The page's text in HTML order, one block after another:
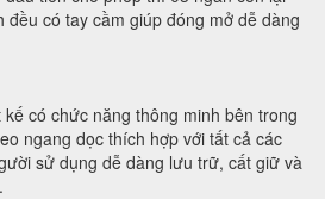
đều có tay cầm giúp đóng mở dễ dàng
có chức năng thông minh bên trong
ngang dọc thích hợp với tất cả các
sử dụng dễ dàng lưu trữ, cất giữ và